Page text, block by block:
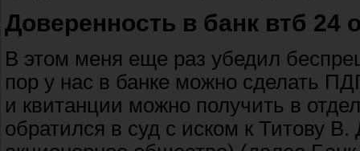
Доверенность в банк втб 24
В этом меня еще раз убедил
пор у нас в банке можно сделать
и квитанции можно получить в
обратился в суд с иском к Титову